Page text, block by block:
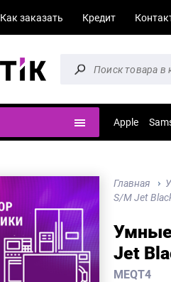
Как заказать Кредит
Apple
Главная
S/M Jet
Умные
Jet
MEQT4